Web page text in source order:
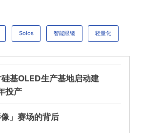
色情 诱导行为
Solos 智能眼镜 轻量化
基OLED生产基地启动建
投产
」赛场的背后